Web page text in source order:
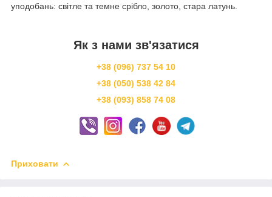
уподобань: світле та темне срібло, золото, стара латунь.
Як з нами зв'язатися
+38 (096) 737 54 10
+38 (050) 538 42 84
+38 (093) 858 74 08
Приховати